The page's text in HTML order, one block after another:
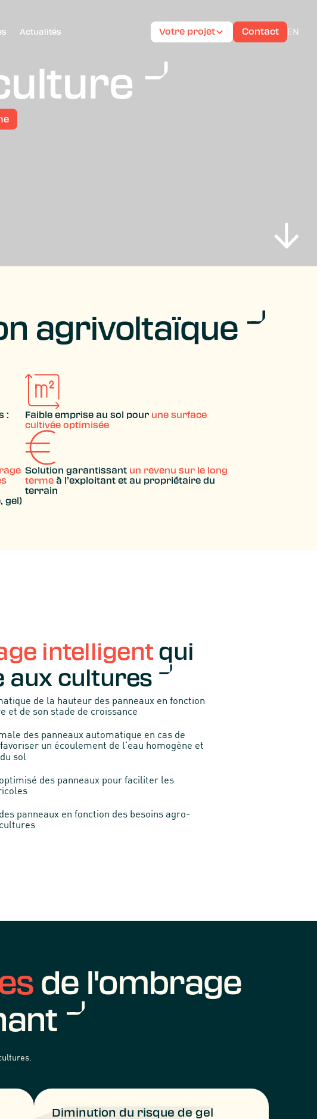
Actualités Votre projet Contact EN
agrivoltaïque
:
Faible emprise au sol pour une surface
cultivée optimisée
gel)
Solution garantissant un revenu sur le long
terme à l’exploitant et au propriétaire du
terrain
intelligent qui
aux cultures
de la hauteur des panneaux en fonction
et de son stade de croissance
des panneaux automatique en cas de
un écoulement de l’eau homogène et
sol
des panneaux pour faciliter les
panneaux en fonction des besoins agro-
de l'ombrage
Diminution du risque de gel